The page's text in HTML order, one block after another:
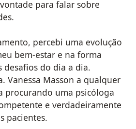
para falar sobre
percebi uma evolução
bem-estar e na forma
desafios do dia a dia.
Vanessa Masson a qualquer
procurando uma psicóloga
e verdadeiramente
pacientes.